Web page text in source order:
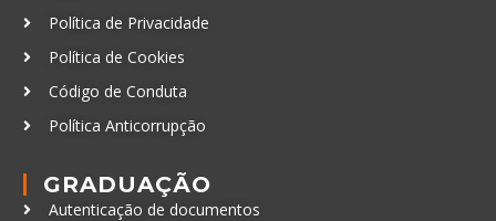
Política de Privacidade
Política de Cookies
Código de Conduta
Política Anticorrupção
GRADUAÇÃO
Autenticação de documentos